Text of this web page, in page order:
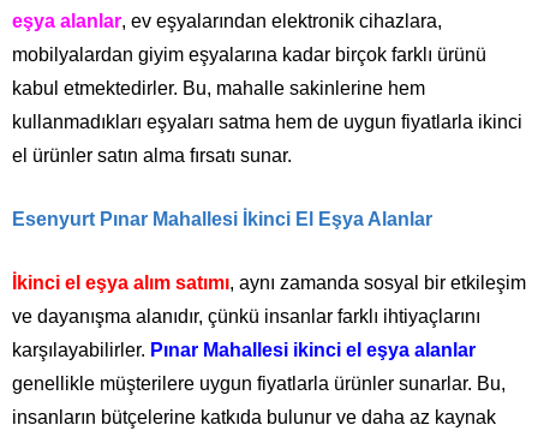
eşya alanlar, ev eşyalarından elektronik cihazlara,
mobilyalardan giyim eşyalarına kadar birçok farklı ürünü
kabul etmektedirler. Bu, mahalle sakinlerine hem
kullanmadıkları eşyaları satma hem de uygun fiyatlarla ikinci
el ürünler satın alma fırsatı sunar.
Esenyurt Pınar Mahallesi İkinci El Eşya Alanlar
İkinci el eşya alım satımı, aynı zamanda sosyal bir etkileşim
ve dayanışma alanıdır, çünkü insanlar farklı ihtiyaçlarını
karşılayabilirler. Pınar Mahallesi ikinci el eşya alanlar
genellikle müşterilere uygun fiyatlarla ürünler sunarlar. Bu,
insanların bütçelerine katkıda bulunur ve daha az kaynak